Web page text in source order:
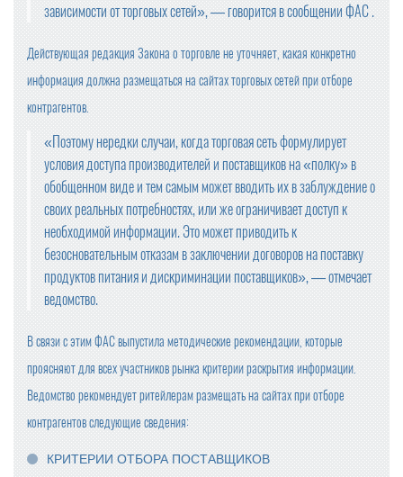
зависимости от торговых сетей», — говорится в сообщении ФАС .
Действующая редакция Закона о торговле не уточняет, какая конкретно
информация должна размещаться на сайтах торговых сетей при отборе
контрагентов.
«Поэтому нередки случаи, когда торговая сеть формулирует
условия доступа производителей и поставщиков на «полку» в
обобщенном виде и тем самым может вводить их в заблуждение о
своих реальных потребностях, или же ограничивает доступ к
необходимой информации. Это может приводить к
безосновательным отказам в заключении договоров на поставку
продуктов питания и дискриминации поставщиков», — отмечает
ведомство.
В связи с этим ФАС выпустила методические рекомендации, которые
проясняют для всех участников рынка критерии раскрытия информации.
Ведомство рекомендует ритейлерам размещать на сайтах при отборе
контрагентов следующие сведения:
КРИТЕРИИ ОТБОРА ПОСТАВЩИКОВ